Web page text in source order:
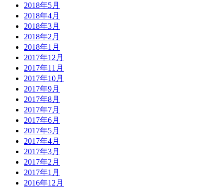
2018年5月
2018年4月
2018年3月
2018年2月
2018年1月
2017年12月
2017年11月
2017年10月
2017年9月
2017年8月
2017年7月
2017年6月
2017年5月
2017年4月
2017年3月
2017年2月
2017年1月
2016年12月